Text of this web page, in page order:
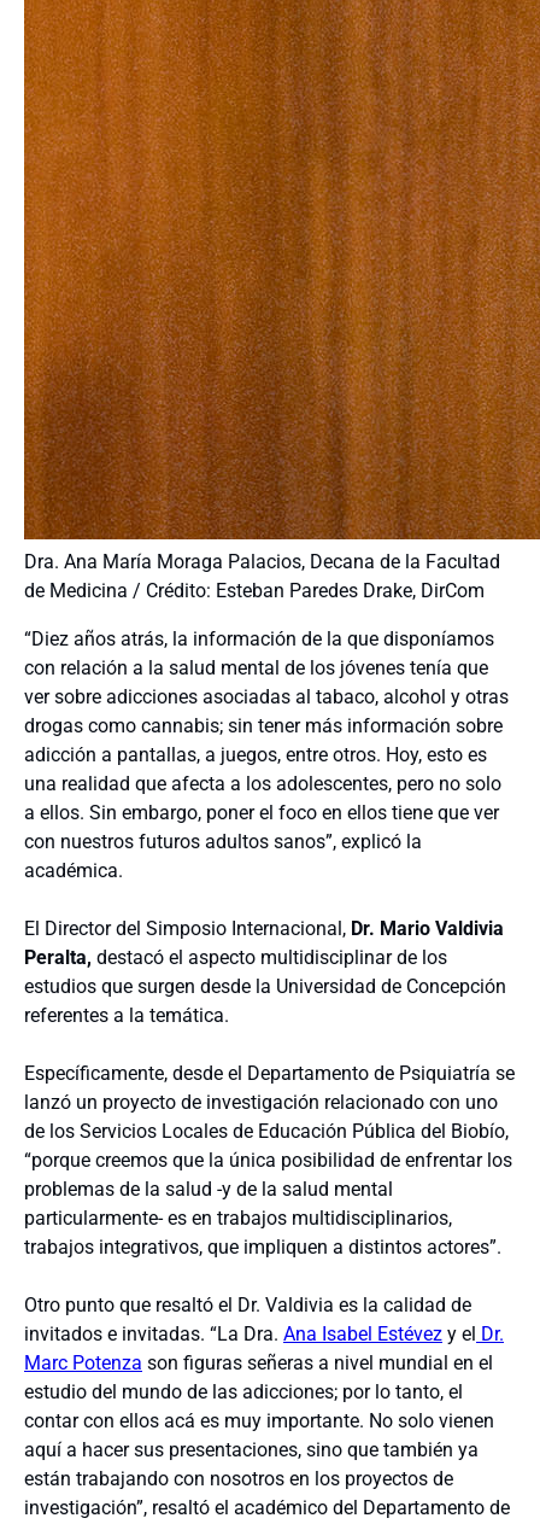
Dra. Ana María Moraga Palacios, Decana de la Facultad
de Medicina / Crédito: Esteban Paredes Drake, DirCom
“Diez años atrás, la información de la que disponíamos
con relación a la salud mental de los jóvenes tenía que
ver sobre adicciones asociadas al tabaco, alcohol y otras
drogas como cannabis; sin tener más información sobre
adicción a pantallas, a juegos, entre otros. Hoy, esto es
una realidad que afecta a los adolescentes, pero no solo
a ellos. Sin embargo, poner el foco en ellos tiene que ver
con nuestros futuros adultos sanos”, explicó la
académica.
El Director del Simposio Internacional, Dr. Mario Valdivia
Peralta, destacó el aspecto multidisciplinar de los
estudios que surgen desde la Universidad de Concepción
referentes a la temática.
Específicamente, desde el Departamento de Psiquiatría se
lanzó un proyecto de investigación relacionado con uno
de los Servicios Locales de Educación Pública del Biobío,
“porque creemos que la única posibilidad de enfrentar los
problemas de la salud -y de la salud mental
particularmente- es en trabajos multidisciplinarios,
trabajos integrativos, que impliquen a distintos actores”.
Otro punto que resaltó el Dr. Valdivia es la calidad de
invitados e invitadas. “La Dra. Ana Isabel Estévez y el Dr.
Marc Potenza son figuras señeras a nivel mundial en el
estudio del mundo de las adicciones; por lo tanto, el
contar con ellos acá es muy importante. No solo vienen
aquí a hacer sus presentaciones, sino que también ya
están trabajando con nosotros en los proyectos de
investigación”, resaltó el académico del Departamento de